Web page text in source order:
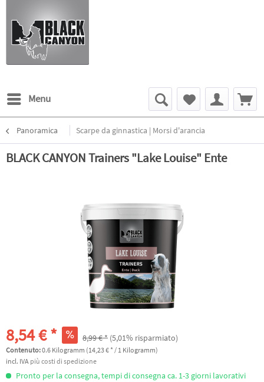
Menu
Panoramica Scarpe da ginnastica | Morsi d'arancia
BLACK CANYON Trainers "Lake Louise" Ente
8,54 € * 8,99 € * (5,01% risparmiato)
Contenuto:0.6 Kilogramm (14,23 € * / 1 Kilogramm)
incl. IVA più costi di spedizione
Pronto per la consegna, tempi di consegna ca. 1-3 giorni lavorativi